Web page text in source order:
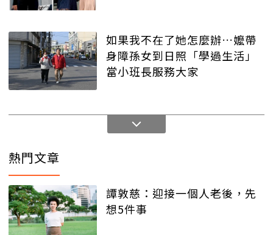
如果我不在了她怎麼辦…嬤帶
身障孫女到日照「學過生活」
當小班長服務大家
熱門文章
譚敦慈：迎接一個人老後，先
想5件事